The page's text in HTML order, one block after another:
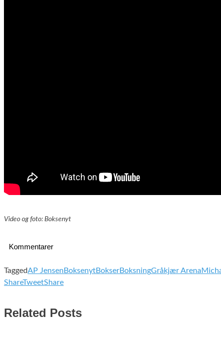
Video og foto: Boksenyt
Kommentarer
TaggedAP Jensen BoksenytBokserBoksningGråkjær Arena
ShareTweetShare
Related Posts